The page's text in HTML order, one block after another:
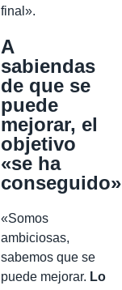
final».
A
sabiendas
de que se
puede
mejorar, el
objetivo
«se ha
conseguido»
«Somos
ambiciosas,
sabemos que se
puede mejorar. Lo